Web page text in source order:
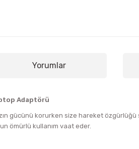
Yorumlar
Adaptörü
gücünü korurken size hareket özgürlüğü
ömürlü kullanım vaat eder.